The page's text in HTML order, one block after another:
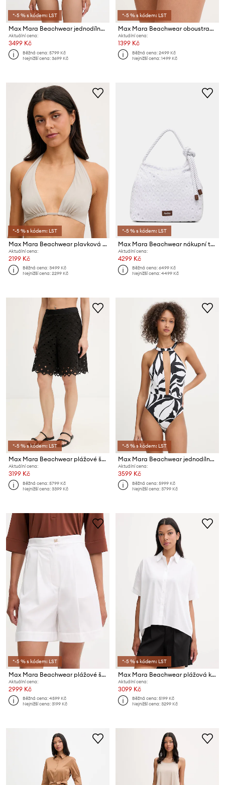
*-5 % s kódem: LST
Max Mara Beachwear jednodílné plavky dámské COSETTA
Aktuální cena:
3499 Kč
Běžná cena:5799 Kč
Nejnižší cena:3699 Kč
*-5 % s kódem: LST
Max Mara Beachwear oboustranné koupací kalhotky dámské SELLA
Aktuální cena:
1399 Kč
Běžná cena:2499 Kč
Nejnižší cena:1499 Kč
*-5 % s kódem: LST
Max Mara Beachwear plavková podprsenka dámská ALOA
Aktuální cena:
2199 Kč
Běžná cena:3499 Kč
Nejnižší cena:2299 Kč
*-5 % s kódem: LST
Max Mara Beachwear nákupní taška dámská ARTE
Aktuální cena:
4299 Kč
Běžná cena:6499 Kč
Nejnižší cena:4499 Kč
*-5 % s kódem: LST
Max Mara Beachwear plážové šortky dámské UGUALE
Aktuální cena:
3199 Kč
Běžná cena:5799 Kč
Nejnižší cena:3399 Kč
*-5 % s kódem: LST
Max Mara Beachwear jednodílné plavky dámské CLAVA
Aktuální cena:
3599 Kč
Běžná cena:5999 Kč
Nejnižší cena:3799 Kč
*-5 % s kódem: LST
Max Mara Beachwear plážové šortky dámské MEDEOLA
Aktuální cena:
2999 Kč
Běžná cena:4599 Kč
Nejnižší cena:3199 Kč
*-5 % s kódem: LST
Max Mara Beachwear plážová košile dámská PITTURA
Aktuální cena:
3099 Kč
Běžná cena:5199 Kč
Nejnižší cena:3299 Kč